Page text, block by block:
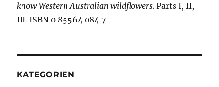
know Western Australian wildflowers. Parts I, II,
III. ISBN 0 85564 084 7
KATEGORIEN